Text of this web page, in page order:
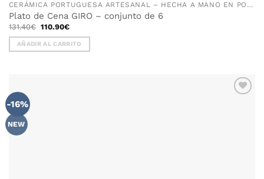
CERÁMICA PORTUGUESA ARTESANAL – HECHA A MANO EN PORTUGAL
Plato de Cena GIRO – conjunto de 6
131.40€ El
original
era:
131.40€.
110.90€El
actual
es:
110.90€.
AÑADIR AL CARRITO
-16%
NEW